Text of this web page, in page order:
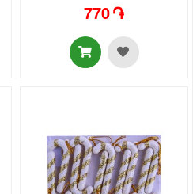
770 ֏